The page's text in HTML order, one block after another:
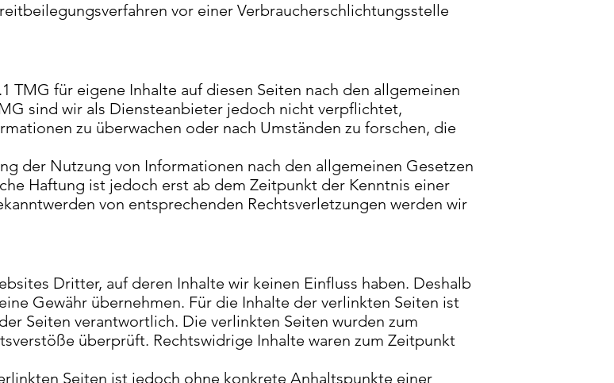
vor einer Verbraucherschlichtungsstelle
TMG für eigene Inhalte auf diesen Seiten nach den allgemeinen
sind wir als Diensteanbieter jedoch nicht verpflichtet,
zu überwachen oder nach Umständen zu forschen, die
der Nutzung von Informationen nach den allgemeinen Gesetzen
Haftung ist jedoch erst ab dem Zeitpunkt der Kenntnis einer
von entsprechenden Rechtsverletzungen werden wir
Dritter, auf deren Inhalte wir keinen Einfluss haben. Deshalb
Gewähr übernehmen. Für die Inhalte der verlinkten Seiten ist
Seiten verantwortlich. Die verlinkten Seiten wurden zum
überprüft. Rechtswidrige Inhalte waren zum Zeitpunkt
Seiten ist jedoch ohne konkrete Anhaltspunkte einer